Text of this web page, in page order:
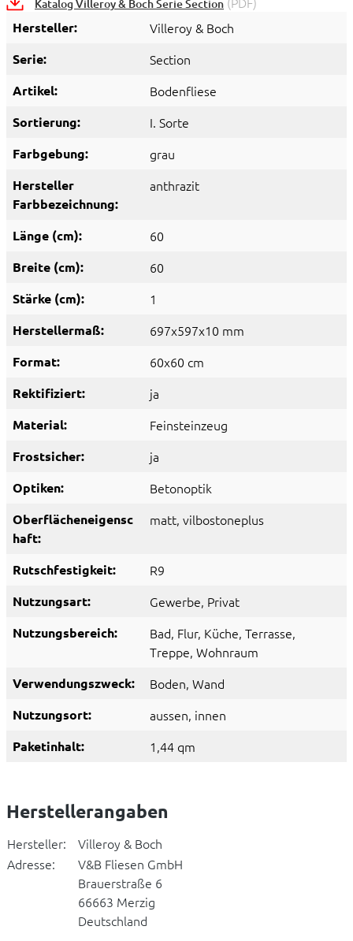
Katalog Villeroy & Boch Serie Section
Hersteller: Villeroy & Boch
Serie: Section
Artikel: Bodenfliese
Sortierung: I. Sorte
Farbgebung: grau
Hersteller
Farbbezeichnung:
anthrazit
Länge (cm): 60
Breite (cm): 60
Stärke (cm): 1
Herstellermaß: 697x597x10 mm
Format: 60x60 cm
Rektifiziert: ja
Material: Feinsteinzeug
Frostsicher: ja
Optiken: Betonoptik
Oberflächeneigensc
haft:
matt, vilbostoneplus
Rutschfestigkeit: R9
Nutzungsart: Gewerbe, Privat
Nutzungsbereich: Bad, Flur, Küche, Terrasse,
Treppe, Wohnraum
Verwendungszweck: Boden, Wand
Nutzungsort: aussen, innen
Paketinhalt: 1,44 qm
Herstellerangaben
Hersteller:
Villeroy & Boch
Adresse:
V&B Fliesen GmbH
Brauerstraße 6
66663 Merzig
Deutschland